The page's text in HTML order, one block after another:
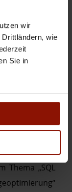
wir
wie
Sie in
UND
wir einen
Thema „SQL